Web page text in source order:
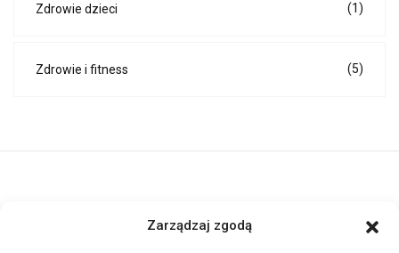
Zarządzaj zgodą
Zdrowie dzieci (1)
Zdrowie i fitness (5)
informacji na przeróżne tematy. Dołącz do naszej społeczności,